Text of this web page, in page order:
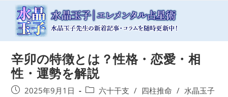
辛卯の特徴とは？性格・恋愛・相
性・運勢を解説
投
2025年9月1日
投
六十干支 / 四柱推命 / 水晶玉子